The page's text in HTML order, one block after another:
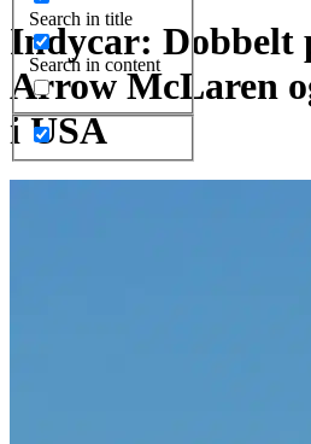
Search in title
Search in content
Indycar: Dobbelt
Arrow McLaren
i USA